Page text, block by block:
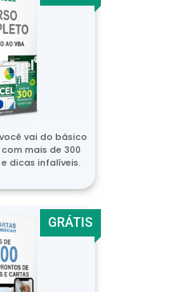
vai do básico
mais de 300
dicas infalíveis.
GRÁTIS